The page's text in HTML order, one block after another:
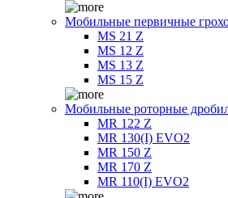
Мобильные первичные
MS 21 Z
MS 12 Z
MS 13 Z
MS 15 Z
Мобильные роторные
MR 122 Z
MR 130(I) EVO2
MR 150 Z
MR 170 Z
MR 110(I) EVO2